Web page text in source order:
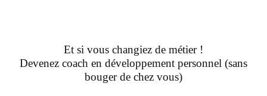
Et si vous changiez de métier !
Devenez coach en développement personnel (sans
bouger de chez vous)